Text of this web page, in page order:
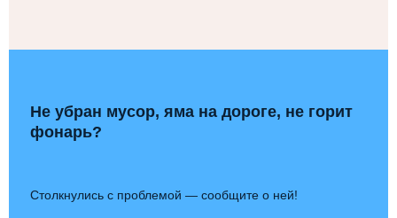
Не убран мусор, яма на дороге, не горит
фонарь?
Столкнулись с проблемой — сообщите о ней!